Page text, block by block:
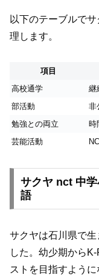
以下のテーブルで
理します。
項目
高校通学
継
部活動
非
勉強との両立
時
芸能活動
サクヤ nct 中
語
サクヤは石川県で
した。幼少期から
ストを目指すよう